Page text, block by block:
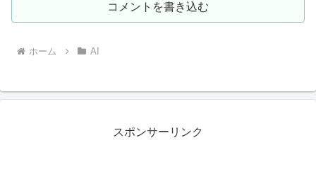
コメントを書き込む
ホーム AI
スポンサーリンク